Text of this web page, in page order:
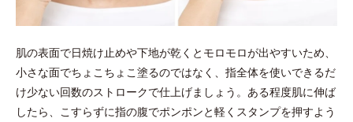
肌の表面で日焼け止めや下地が乾くとモロモロが出やすいため、
小さな面でちょこちょこ塗るのではなく、指全体を使いできるだ
け少ない回数のストロークで仕上げましょう。ある程度肌に伸ば
したら、こすらずに指の腹でポンポンと軽くスタンプを押すよう